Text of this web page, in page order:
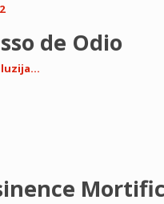
de Odio